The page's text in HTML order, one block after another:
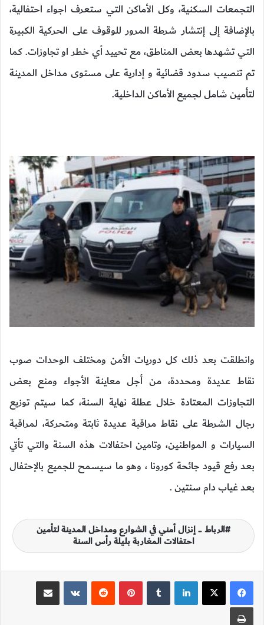
التجمعات السكنية، وكل الأماكن التي ستعرف اجواء احتفالية،
بالإضافة إلى إنتشار شرطة المرور للوقوف على الحركية الكبيرة
التي تشهدها بعض المناطق، مع تحييد أي خطر او تجاوزات. كما
تم تنصيب سدود قضائية و إدارية على مستوى مداخل المدينة
لتأمين شامل لجميع الأماكن الداخلية.
وانطلقت بعد ذلك كل دوريات الأمن ومختلف الوحدات صوب
نقاط عديدة ومحددة، من أجل معاينة الأجواء ومنع بعض
التجاوزات المعتادة خلال عطلة نهاية السنة، كما سيتم توزيع
رجال الشرطة على نقاط مراقبة عديدة ثابتة ومتحركة، لمراقبة
السيارات و المواطنين، وتامين احتفالات هذه السنة والتي تأتي
بعد رفع قيود جائحة كورونا ، وهو ما سيسمح للجميع بالإحتفال
بعد غياب دام سنتين .
الرباط .. إنزال أمني في الشوارع ومداخل المدينة لتأمين
احتفالات المغاربة بليلة رأس السنة
لينكدإن بينتيريست